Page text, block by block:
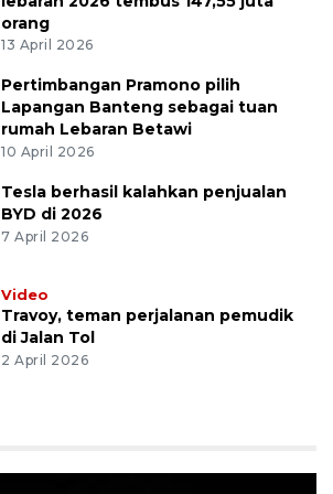
orang
13 April 2026
Pertimbangan Pramono pilih
Lapangan Banteng sebagai tuan
rumah Lebaran Betawi
10 April 2026
Tesla berhasil kalahkan penjualan
BYD di 2026
7 April 2026
Video
Travoy, teman perjalanan pemudik
di Jalan Tol
2 April 2026